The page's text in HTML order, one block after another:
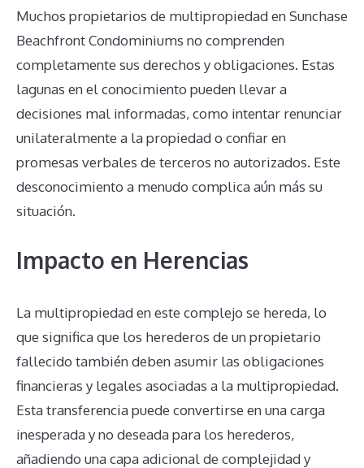
Muchos propietarios de multipropiedad en Sunchase
Beachfront Condominiums no comprenden
completamente sus derechos y obligaciones. Estas
lagunas en el conocimiento pueden llevar a
decisiones mal informadas, como intentar renunciar
unilateralmente a la propiedad o confiar en
promesas verbales de terceros no autorizados. Este
desconocimiento a menudo complica aún más su
situación.
Impacto en Herencias
La multipropiedad en este complejo se hereda, lo
que significa que los herederos de un propietario
fallecido también deben asumir las obligaciones
financieras y legales asociadas a la multipropiedad.
Esta transferencia puede convertirse en una carga
inesperada y no deseada para los herederos,
añadiendo una capa adicional de complejidad y